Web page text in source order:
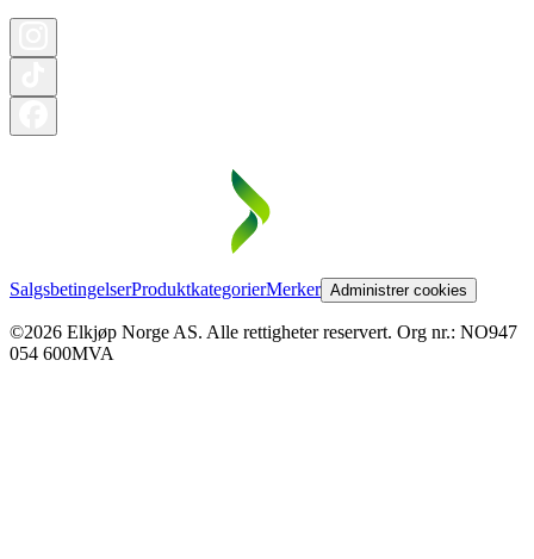
SalgsbetingelserProduktkategorierMerker Administrer cookies
©2026 Elkjøp Norge AS. Alle rettigheter reservert. Org nr.: NO947
054 600MVA